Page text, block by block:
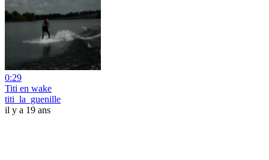
0:29
Titi en wake
titi_la_guenille
il y a 19 ans